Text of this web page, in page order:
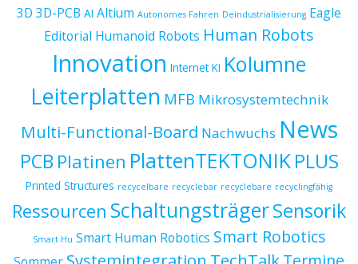
3D 3D-PCB AI Altium Autonomes Fahren Deindustrialisierung Eagle
Editorial Humanoid Robots Human Robots
Innovation Internet KI Kolumne
Leiterplatten MFB Mikrosystemtechnik
Multi-Functional-Board Nachwuchs News
PCB Platinen PlattenTEKTONIK PLUS
Printed Structures recycelbare recyclebar recyclebare recyclingfähig
Ressourcen SchaltungsträgerSensorik
Smart Hu Smart Human Robotics Smart Robotics